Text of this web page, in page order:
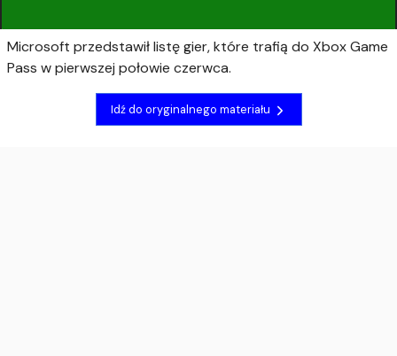
Microsoft przedstawił listę gier, które trafią do Xbox Game
Pass w pierwszej połowie czerwca.
Idź do oryginalnego materiału